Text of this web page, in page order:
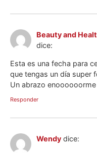
Beauty and
dice:
Esta es una fecha para
que tengas un día super
Un abrazo
Responder
Wendy dice: